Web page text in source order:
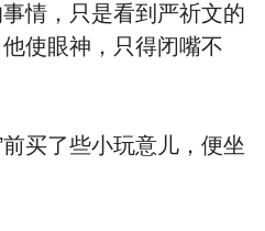
严祈文的
使眼神，只得闭嘴不
前买了些小玩意儿，便坐